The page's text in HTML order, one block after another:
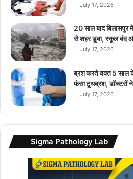
ता
ने
में
स
फ
ल
र
हा
July 17, 2026
20 साल बाद बिलासपुर
से शहर डूबा, स्कूल बंद
July 17, 2026
ब्रश करते वक्त 5 साल
फंसा टूथब्रश, डॉक्टरों
July 17, 2026
Sigma Pathology Lab